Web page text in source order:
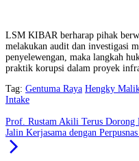
LSM KIBAR berharap pihak
melakukan audit dan investigasi
penyelewengan, maka langkah
praktik korupsi dalam proyek
Tag: Gentuma Raya Hengky
Intake
Prof. Rustam Akili Terus Dorong
Jalin Kerjasama dengan